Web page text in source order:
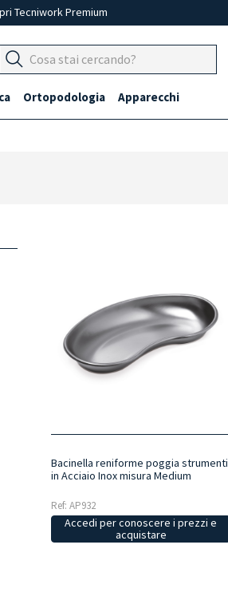
Tecniwork Premium
Ortopodologia Apparecchi
Bacinella reniforme poggia strumenti
in Acciaio Inox misura Medium
Ref: AP932
Accedi per conoscere i prezzi e
acquistare